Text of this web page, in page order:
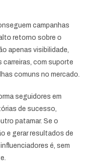
campanhas
retorno sobre o
apenas visibilidade,
carreiras, com suporte
comuns no mercado.
seguidores em
de sucesso,
patamar. Se o
e gerar resultados de
é, sem